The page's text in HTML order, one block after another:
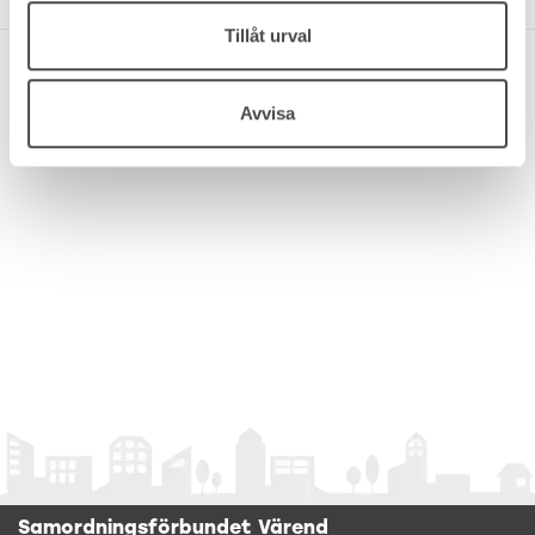
Tillåt urval
Avvisa
Samordningsförbundet Värend